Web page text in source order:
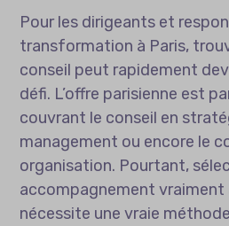
Pour les dirigeants et
transformation à Paris,
conseil peut rapidement
défi. L’offre parisienne est
couvrant le conseil en
management ou encore le
organisation. Pourtant,
accompagnement vraiment
nécessite une vraie méthode